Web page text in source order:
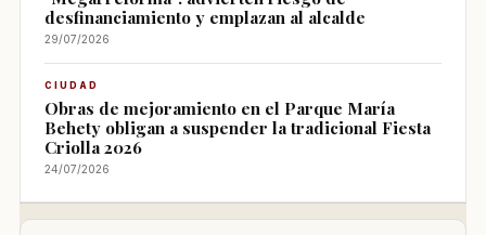
desfinanciamiento y emplazan al alcalde
29/07/2026
CIUDAD
Obras de mejoramiento en el Parque María
Behety obligan a suspender la tradicional Fiesta
Criolla 2026
24/07/2026